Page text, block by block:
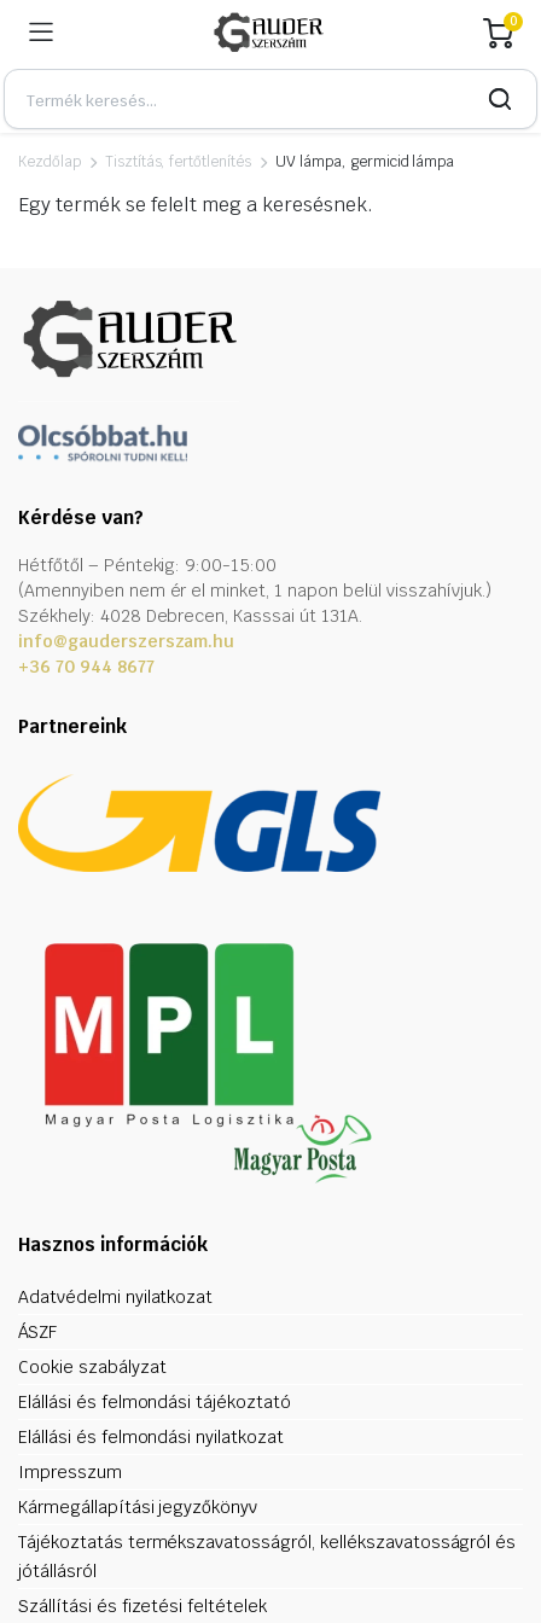
0
Kezdőlap Tisztítás, fertőtlenítés UV lámpa, germicid lámpa
Egy termék se felelt meg a keresésnek.
Kérdése van?
Hétfőtől – Péntekig: 9:00-15:00
(Amennyiben nem ér el minket, 1 napon belül visszahívjuk.)
Székhely: 4028 Debrecen, Kasssai út 131A.
info@gauderszerszam.hu
+36 70 944 8677
Partnereink
Hasznos információk
Adatvédelmi nyilatkozat
ÁSZF
Cookie szabályzat
Elállási és felmondási tájékoztató
Elállási és felmondási nyilatkozat
Impresszum
Kármegállapítási jegyzőkönyv
Tájékoztatás termékszavatosságról, kellékszavatosságról és
jótállásról
Szállítási és fizetési feltételek